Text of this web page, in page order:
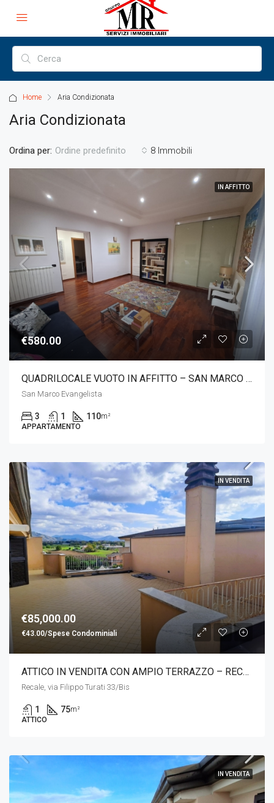
Home Aria Condizionata
Aria Condizionata
8 Immobili
Ordina per: Ordine predefinito
IN AFFITTO
€580.00
QUADRILOCALE VUOTO IN AFFITTO – SAN MARCO EVANGELISTA
San Marco Evangelista
3 1 110m²
APPARTAMENTO
IN VENDITA
€85,000.00
€43.00/Spese Condominiali
ATTICO IN VENDITA CON AMPIO TERRAZZO – RECALE
Recale, via Filippo Turati 33/Bis
1 75m²
ATTICO
IN VENDITA